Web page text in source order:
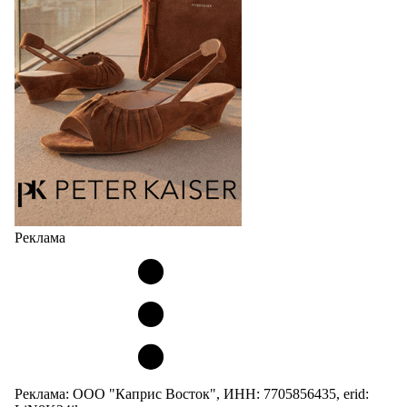
Реклама
Реклама: ООО "Каприс Восток", ИНН: 7705856435, erid: